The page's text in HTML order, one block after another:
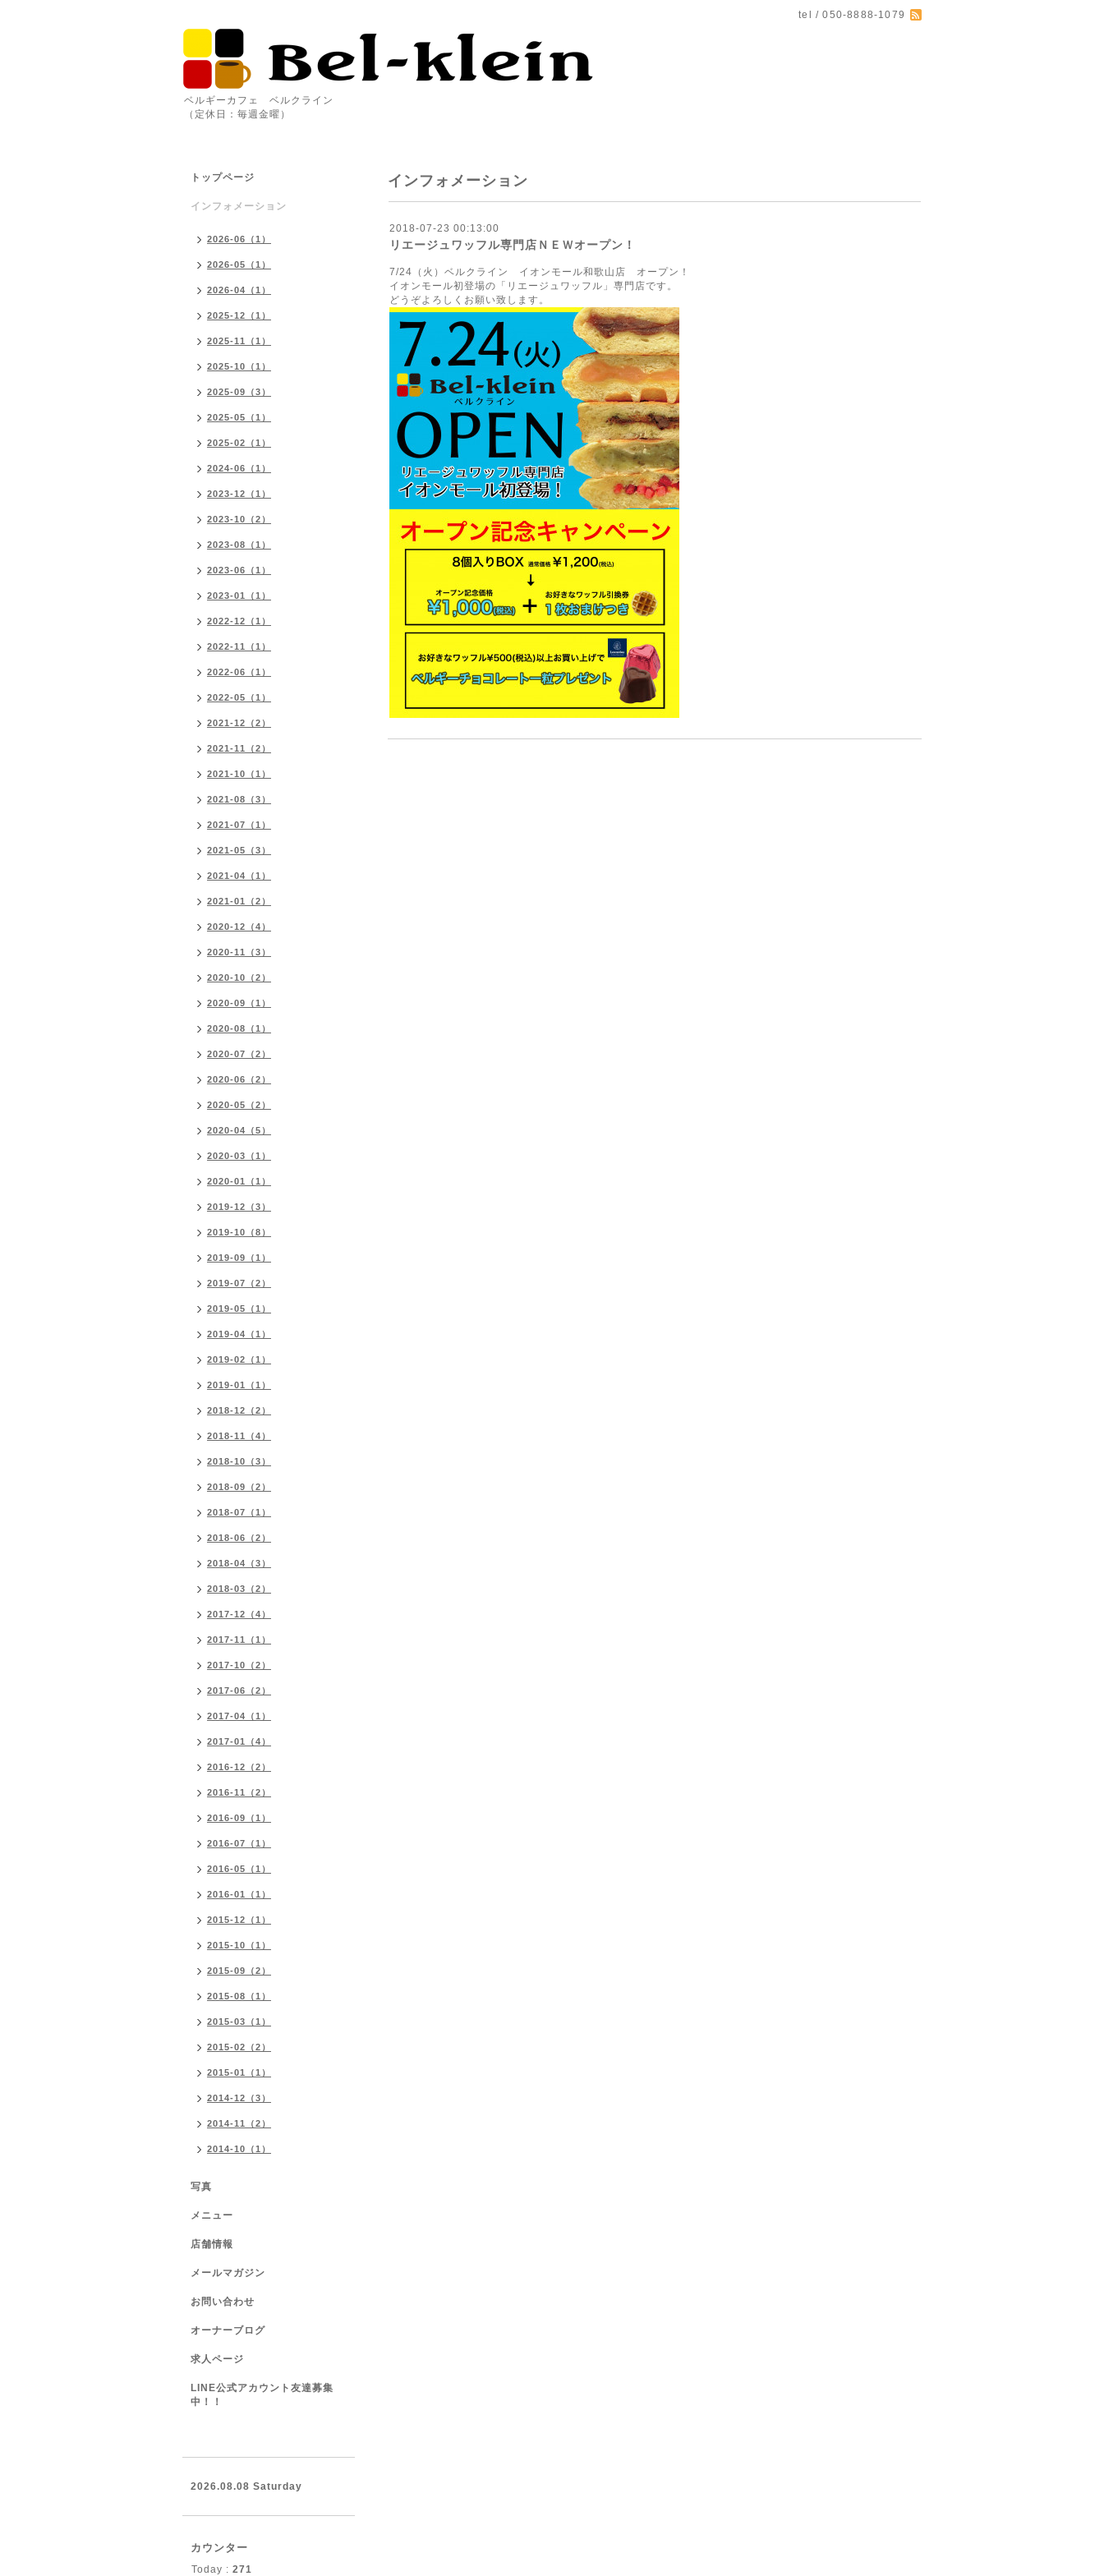
tel / 050-8888-1079
ベルギーカフェ ベルクライン
（定休日：毎週金曜）
インフォメーション
2018-07-23 00:13:00
リエージュワッフル専門店ＮＥＷオープン！
7/24（火）ベルクライン イオンモール和歌山店 オープン！
イオンモール初登場の「リエージュワッフル」専門店です。
どうぞよろしくお願い致します。
トップページ
インフォメーション
2026-06（1）
2026-05（1）
2026-04（1）
2025-12（1）
2025-11（1）
2025-10（1）
2025-09（3）
2025-05（1）
2025-02（1）
2024-06（1）
2023-12（1）
2023-10（2）
2023-08（1）
2023-06（1）
2023-01（1）
2022-12（1）
2022-11（1）
2022-06（1）
2022-05（1）
2021-12（2）
2021-11（2）
2021-10（1）
2021-08（3）
2021-07（1）
2021-05（3）
2021-04（1）
2021-01（2）
2020-12（4）
2020-11（3）
2020-10（2）
2020-09（1）
2020-08（1）
2020-07（2）
2020-06（2）
2020-05（2）
2020-04（5）
2020-03（1）
2020-01（1）
2019-12（3）
2019-10（8）
2019-09（1）
2019-07（2）
2019-05（1）
2019-04（1）
2019-02（1）
2019-01（1）
2018-12（2）
2018-11（4）
2018-10（3）
2018-09（2）
2018-07（1）
2018-06（2）
2018-04（3）
2018-03（2）
2017-12（4）
2017-11（1）
2017-10（2）
2017-06（2）
2017-04（1）
2017-01（4）
2016-12（2）
2016-11（2）
2016-09（1）
2016-07（1）
2016-05（1）
2016-01（1）
2015-12（1）
2015-10（1）
2015-09（2）
2015-08（1）
2015-03（1）
2015-02（2）
2015-01（1）
2014-12（3）
2014-11（2）
2014-10（1）
写真
メニュー
店舗情報
メールマガジン
お問い合わせ
オーナーブログ
求人ページ
LINE公式アカウント友達募集
中！！
2026.08.08 Saturday
カウンター
Today : 271